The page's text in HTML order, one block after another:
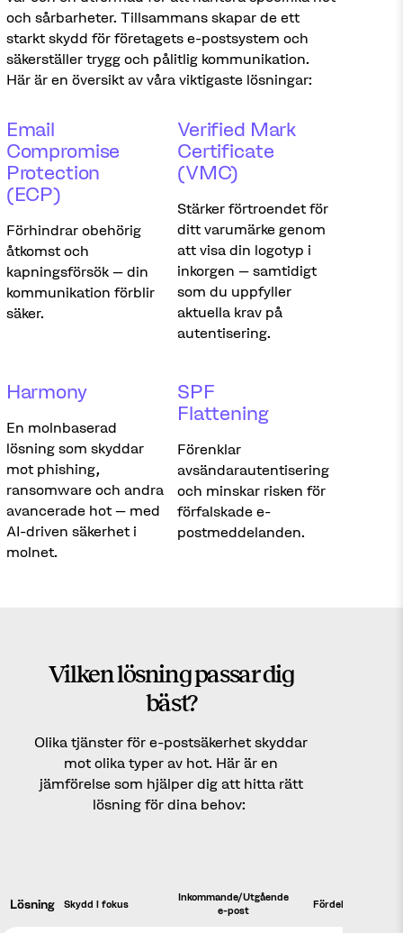
och sårbarheter. Tillsammans skapar de ett
starkt skydd för företagets e-postsystem och
säkerställer trygg och pålitlig kommunikation.
Här är en översikt av våra viktigaste lösningar:
Email
Compromise
Protection
(ECP)
Förhindrar obehörig
åtkomst och
kapningsförsök – din
kommunikation förblir
säker.
Verified Mark
Certificate
(VMC)
Stärker förtroendet för
ditt varumärke genom
att visa din logotyp i
inkorgen – samtidigt
som du uppfyller
aktuella krav på
autentisering.
Harmony
En molnbaserad
lösning som skyddar
mot phishing,
ransomware och andra
avancerade hot – med
AI-driven säkerhet i
molnet.
SPF
Flattening
Förenklar
avsändarautentisering
och minskar risken för
förfalskade e-
postmeddelanden.
Vilken lösning passar dig
bäst?
Olika tjänster för e-postsäkerhet skyddar
mot olika typer av hot. Här är en
jämförelse som hjälper dig att hitta rätt
lösning för dina behov:
Lösning Skydd i fokus
Inkommande/Utgående
e-post
Fördelar